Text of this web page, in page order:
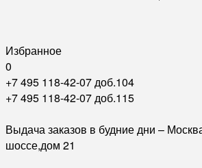
Избранное
0
+7 495 118-42-07 доб.104
+7 495 118-42-07 доб.115
Выдача заказов в будние дни –
шоссе,дом 21